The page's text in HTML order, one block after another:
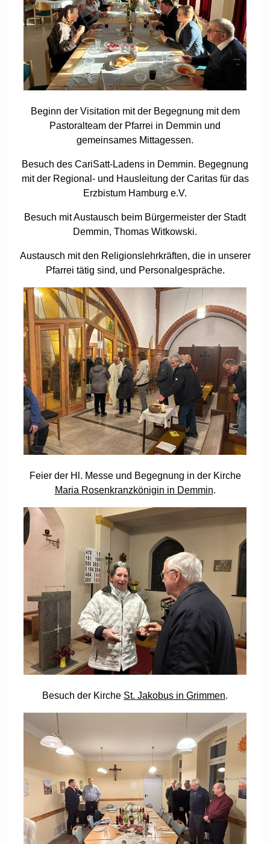
Beginn der Visitation mit der Begegnung mit dem
Pastoralteam der Pfarrei in Demmin und
gemeinsames Mittagessen.
Besuch des CariSatt-Ladens in Demmin. Begegnung
mit der Regional- und Hausleitung der Caritas für das
Erzbistum Hamburg e.V.
Besuch mit Austausch beim Bürgermeister der Stadt
Demmin, Thomas Witkowski.
Austausch mit den Religionslehrkräften, die in unserer
Pfarrei tätig sind, und Personalgespräche.
Feier der Hl. Messe und Begegnung in der Kirche
Maria Rosenkranzkönigin in Demmin.
Besuch der Kirche St. Jakobus in Grimmen.